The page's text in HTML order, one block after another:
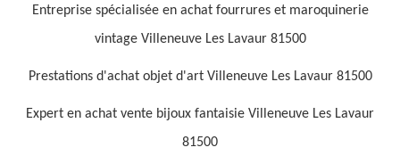
Entreprise spécialisée en achat fourrures et maroquinerie
vintage Villeneuve Les Lavaur 81500
Prestations d'achat objet d'art Villeneuve Les Lavaur 81500
Expert en achat vente bijoux fantaisie Villeneuve Les Lavaur
81500